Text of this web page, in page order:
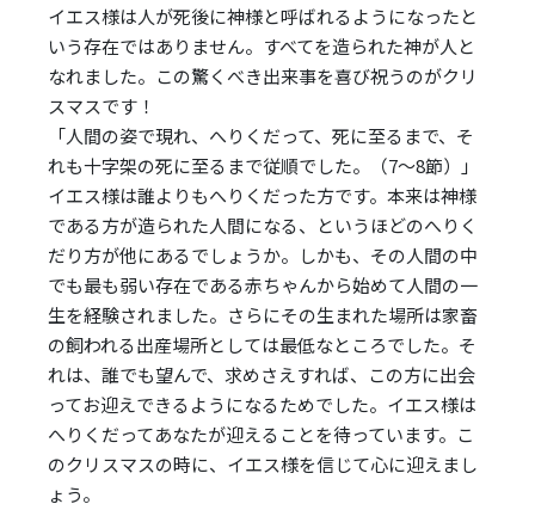
イエス様は人が死後に神様と呼ばれるようになったと
いう存在ではありません。すべてを造られた神が人と
なれました。この驚くべき出来事を喜び祝うのがクリ
スマスです！
「人間の姿で現れ、へりくだって、死に至るまで、そ
れも十字架の死に至るまで従順でした。（7～8節）」
イエス様は誰よりもへりくだった方です。本来は神様
である方が造られた人間になる、というほどのへりく
だり方が他にあるでしょうか。しかも、その人間の中
でも最も弱い存在である赤ちゃんから始めて人間の一
生を経験されました。さらにその生まれた場所は家畜
の飼われる出産場所としては最低なところでした。そ
れは、誰でも望んで、求めさえすれば、この方に出会
ってお迎えできるようになるためでした。イエス様は
へりくだってあなたが迎えることを待っています。こ
のクリスマスの時に、イエス様を信じて心に迎えまし
ょう。